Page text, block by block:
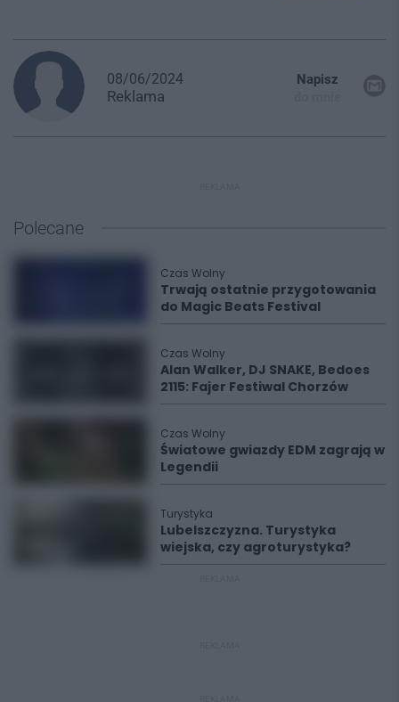
08/06/2024
Reklama
Napisz
Polecane
Czas Wolny
Trwają ostatnie przygotowania
do Magic Beats Festival
Czas Wolny
Alan Walker, DJ SNAKE, Bedoes
2115: Fajer Festiwal Chorzów
Czas Wolny
Światowe gwiazdy EDM zagrają w
Legendii
Turystyka
Lubelszczyzna. Turystyka
wiejska, czy agroturystyka?